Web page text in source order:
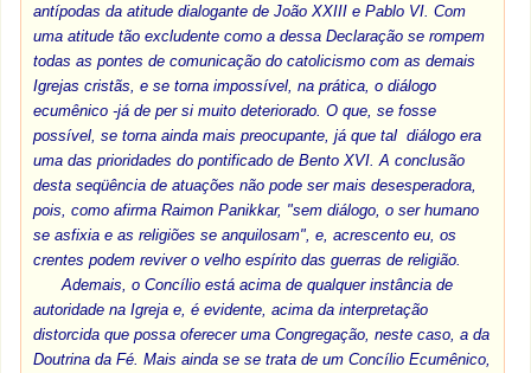
antípodas da atitude dialogante de João XXIII e Pablo VI. Com
uma atitude tão excludente como a dessa Declaração se rompem
todas as pontes de comunicação do catolicismo com as demais
Igrejas cristãs, e se torna impossível, na prática, o diálogo
ecumênico -já de per si muito deteriorado. O que, se fosse
possível, se torna ainda mais preocupante, já que tal diálogo era
uma das prioridades do pontificado de Bento XVI. A conclusão
desta seqüência de atuações não pode ser mais desesperadora,
pois, como afirma Raimon Panikkar, "sem diálogo, o ser humano
se asfixia e as religiões se anquilosam", e, acrescento eu, os
crentes podem reviver o velho espírito das guerras de religião.
Ademais, o Concílio está acima de qualquer instância de
autoridade na Igreja e, é evidente, acima da interpretação
distorcida que possa oferecer uma Congregação, neste caso, a da
Doutrina da Fé. Mais ainda se se trata de um Concílio Ecumênico,